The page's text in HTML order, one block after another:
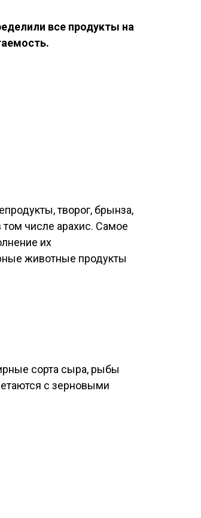
все продукты на
творог, брынза,
числе арахис. Самое
их
животные продукты
сорта сыра, рыбы
с зерновыми